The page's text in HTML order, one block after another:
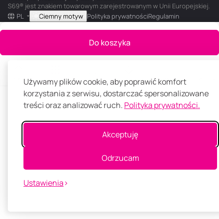
Używamy plików cookie, aby poprawić komfort
korzystania z serwisu, dostarczać spersonalizowane
treści oraz analizować ruch. Polityka prywatności.
Akceptuję
Odrzucam
Ustawienia
Do koszyka
Główna Koszyk Panel klienta
S69® jest znakiem towarowym zarejestrowanym w Unii Europejskiej.
PL
Ciemny motyw Polityka prywatnościRegulamin